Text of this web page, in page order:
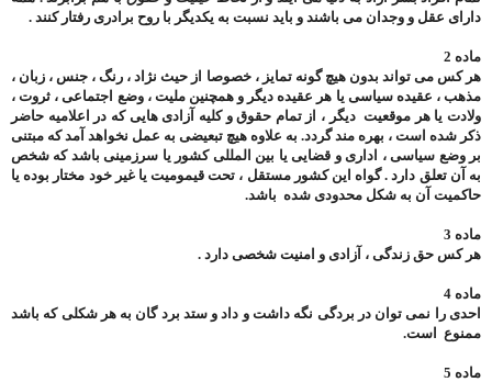
دارای عقل و وجدان می باشند و باید نسبت به یکدیگر با روح برادری رفتار کنند .
ماده 2
هر کس می تواند بدون هیچ گونه تمایز ، خصوصا از حیث نژاد ، رنگ ، جنس ، زبان ،
مذهب ، عقیده سیاسی یا هر عقیده دیگر و همچنین ملیت ، وضع اجتماعی ، ثروت ،
ولادت یا هر موقعیت دیگر ، از تمام حقوق و کلیه آزادی هایی که در اعلامیه حاضر
ذکر شده است ، بهره مند گردد. به علاوه هیچ تبعیضی به عمل نخواهد آمد که مبتنی
بر وضع سیاسی ، اداری و قضایی یا بین المللی کشور یا سرزمینی باشد که شخص
به آن تعلق دارد . گواه این کشور مستقل ، تحت قیمومیت یا غیر خود مختار بوده یا
حاکمیت آن به شکل محدودی شده باشد.
ماده 3
هر کس حق زندگی ، آزادی و امنیت شخصی دارد .
ماده 4
احدی را نمی توان در بردگی نگه داشت و داد و ستد برد گان به هر شکلی که باشد
ممنوع است.
ماده 5